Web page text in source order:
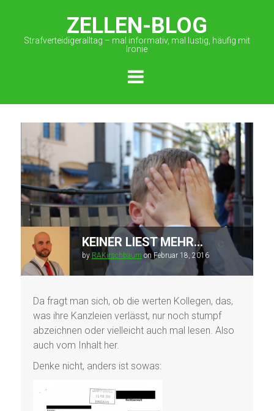
ZELLEN-BLOG
Strafverteidigeralltag – mal informativ, mal lustig, häufig mit
Ironie
KEINER LIEST MEHR…
by RAKirschbaum on Februar 18, 2016
Da fragt man sich, ob die werten Kollegen, das,
was ihre Kanzleien verlässt, nur noch stumpf
abzeichnen oder vielleicht auch mal lesen. Also
auch vom Inhalt her.
Denke nicht, anders ist sowas: